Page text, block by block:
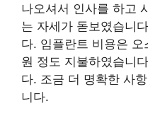
나오셔서 인사를 하고
는 자세가 돋보였습니
다. 임플란트 비용은
원 정도 지불하였습니
다. 조금 더 명확한 사
니다.